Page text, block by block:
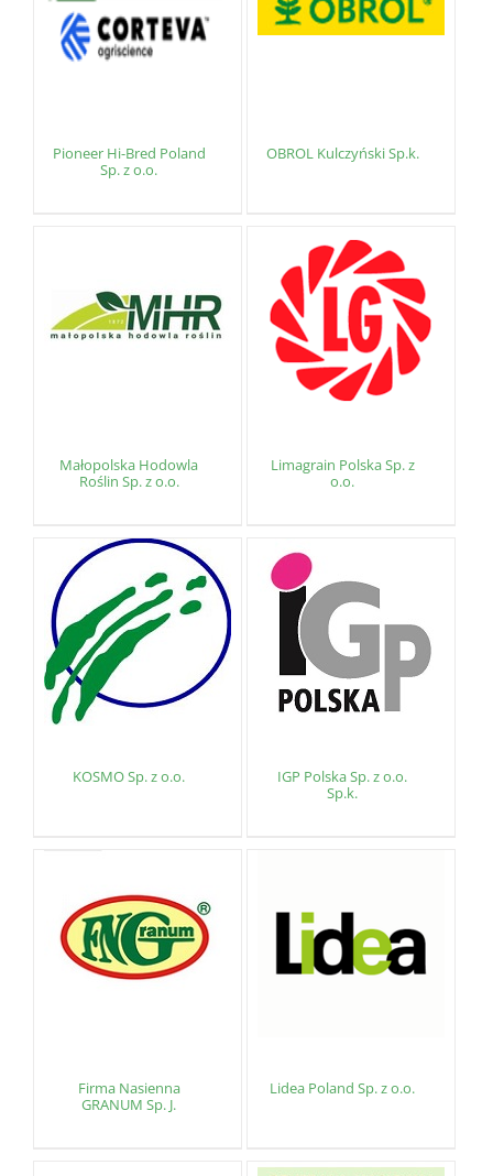
Pioneer Hi-Bred Poland
Sp. z o.o.
OBROL Kulczyński Sp.k.
Małopolska Hodowla
Roślin Sp. z o.o.
Limagrain Polska Sp. z
o.o.
KOSMO Sp. z o.o.
IGP Polska Sp. z o.o.
Sp.k.
Firma Nasienna
GRANUM Sp. J.
Lidea Poland Sp. z o.o.